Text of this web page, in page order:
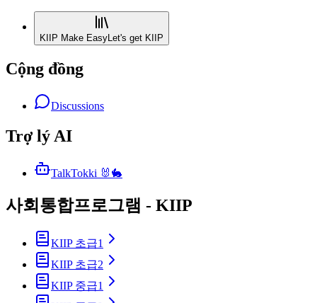
KIIP Make EasyLet's get KIIP
Cộng đồng
Discussions
Trợ lý AI
TalkTokki 🐰🐇
사회통합프로그램 - KIIP
KIIP 초급1
KIIP 초급2
KIIP 중급1